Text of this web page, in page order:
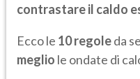
contrastare il caldo
Ecco le 10 regoleda
meglio le ondate di